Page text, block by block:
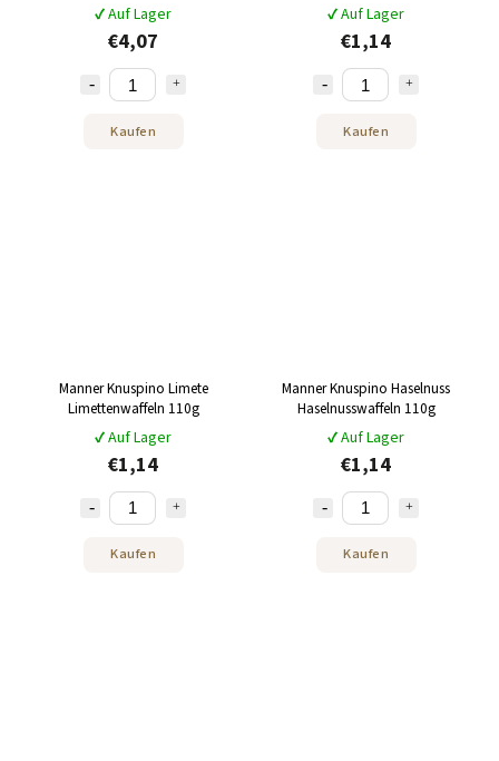
✔ Auf Lager
€4,07
Kaufen
✔ Auf Lager
€1,14
Kaufen
Manner Knuspino Limete
Limettenwaffeln 110g
✔ Auf Lager
€1,14
Kaufen
Manner Knuspino Haselnuss
Haselnusswaffeln 110g
✔ Auf Lager
€1,14
Kaufen